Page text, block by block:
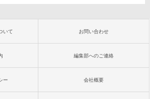
いて お問い合わせ
編集部へのご連絡
ー 会社概要